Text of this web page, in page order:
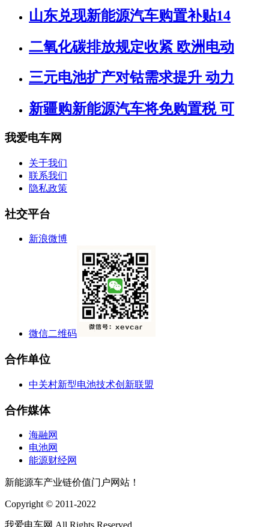
山东兑现新能源汽车购置补贴14
二氧化碳排放规定收紧 欧洲电动
三元电池扩产对钴需求提升 动力
新疆购新能源汽车将免购置税 可
我爱电车网
关于我们
联系我们
隐私政策
社交平台
新浪微博
微信二维码
合作单位
中关村新型电池技术创新联盟
合作媒体
海融网
电池网
能源财经网
新能源车产业链价值门户网站！
Copyright © 2011-2022